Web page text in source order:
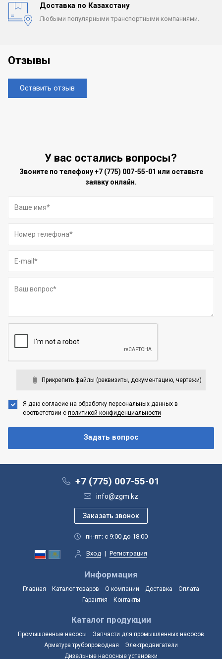
Доставка по Казахстану
Любыми популярными транспортными компаниями.
Отзывы
Оставить отзыв
У вас остались вопросы?
Звоните по телефону+7 (775) 007-55-01 или оставьте
заявку онлайн.
Прикрепить файлы (реквизиты, документацию, чертежи)
Я даю согласие на обработку персональных данных в
соответствии с политикой конфиденциальности
+7 (775) 007-55-01
info@zgm.kz
пн-пт: с 9:00 до 18:00
Вход | Регистрация
Информация
Главная Каталог товаров О компании Доставка
Оплата
Гарантия
Контакты
Каталог продукции
Промышленные насосы
Запчасти для промышленных насосов
Арматура трубопроводная
Электродвигатели
Дизельные насосные установки